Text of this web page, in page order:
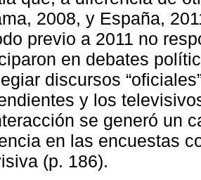
2008, y España,
previo a 2011 no
en debates
discursos
y los
se generó un
en las encuestas
(p. 186).